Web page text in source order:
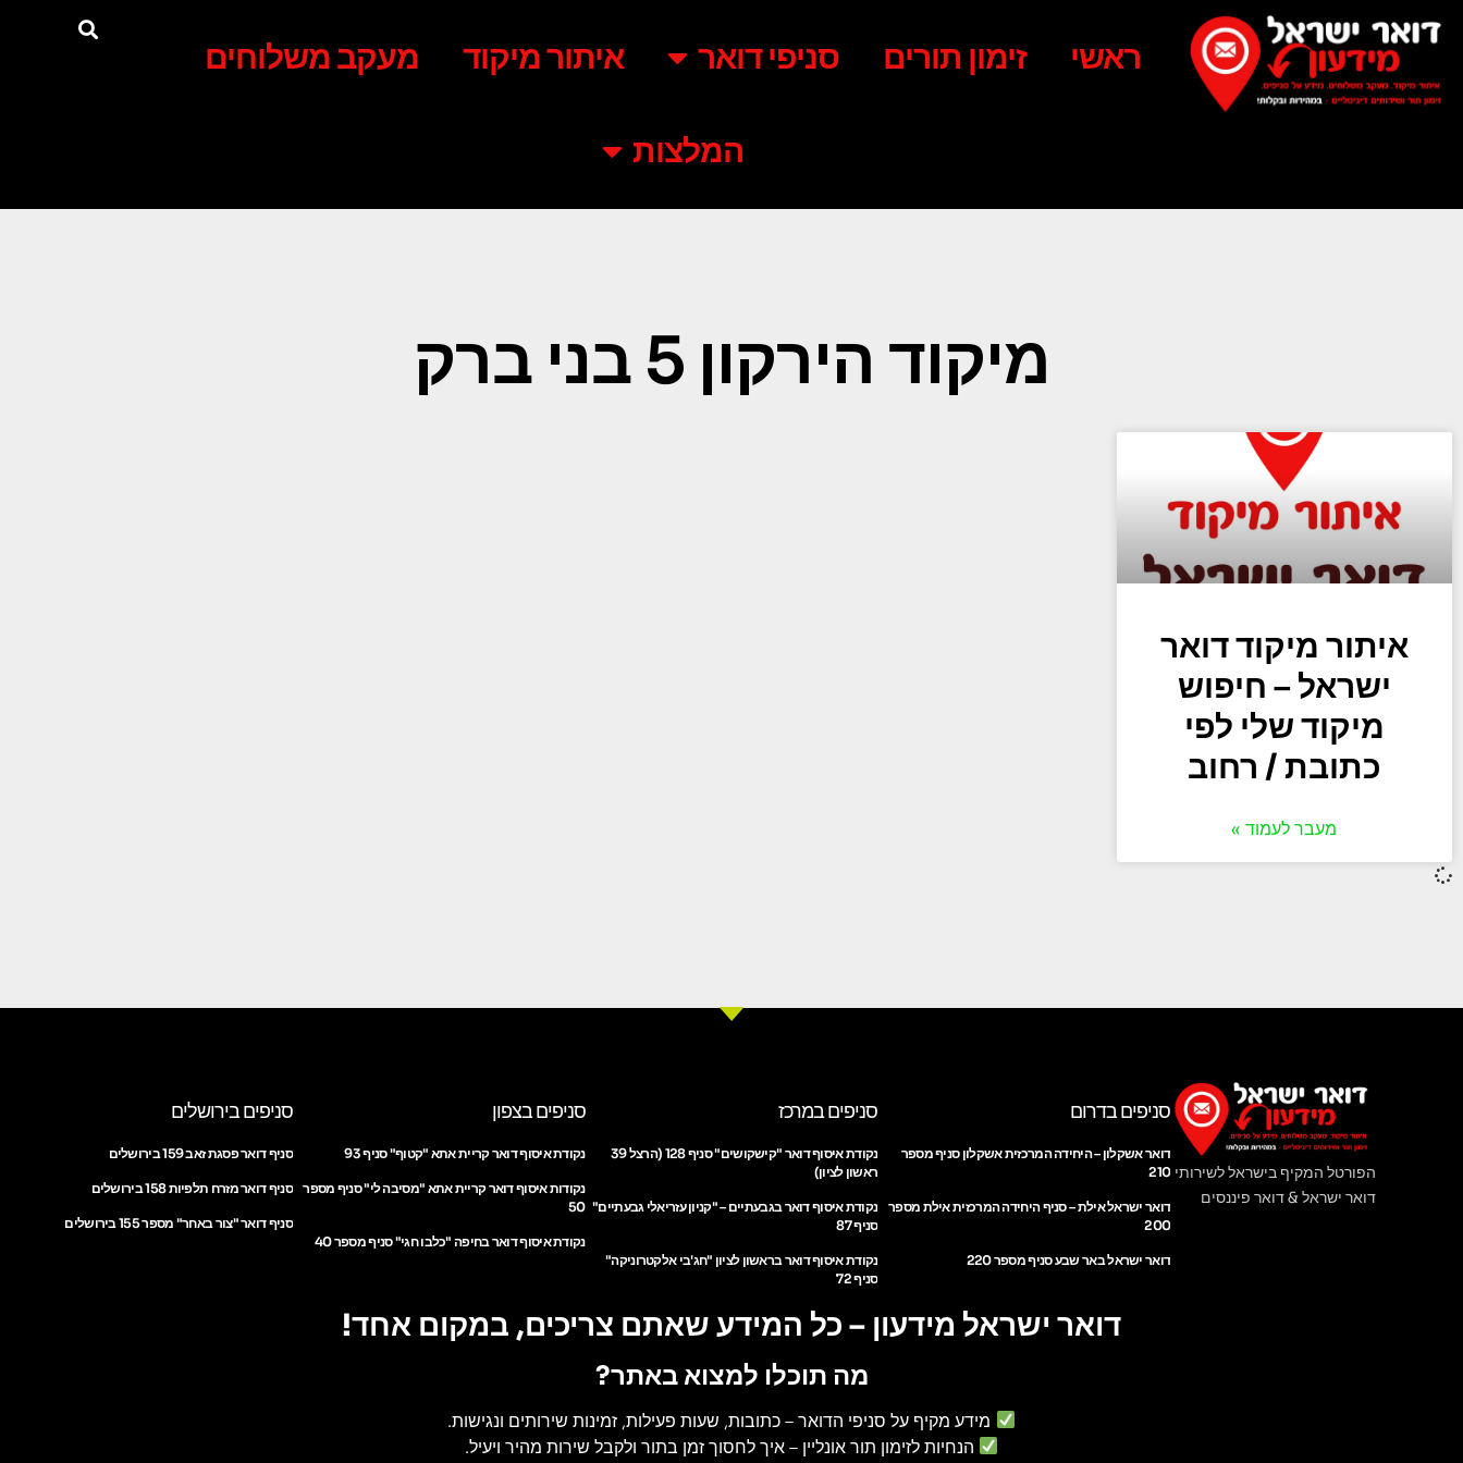
ראשי זימון תורים סניפי דואר איתור מיקוד מעקב משלוחים
המלצות
מיקוד הירקון 5 בני ברק
איתור מיקוד דואר
ישראל – חיפוש
מיקוד שלי לפי
כתובת / רחוב
מעבר לעמוד »
הפורטל המקיף בישראל לשירותי
דואר ישראל & דואר פיננסים
סניפים בדרום
דואר אשקלון – היחידה המרכזית אשקלון סניף מספר
210
דואר ישראל אילת – סניף היחידה המרכזית אילת מספר
200
דואר ישראל באר שבע סניף מספר 220
סניפים במרכז
נקודת איסוף דואר "קישקושים" סניף 128 (הרצל 39
ראשון לציון)
נקודת איסוף דואר בגבעתיים – "קניון עזריאלי גבעתיים"
סניף 87
נקודת איסוף דואר בראשון לציון "חג'בי אלקטרוניקה"
סניף 72
סניפים בצפון
נקודת איסוף דואר קריית אתא "קטוף" סניף 93
נקודות איסוף דואר קריית אתא "מסיבה לי" סניף מספר
50
נקודת איסוף דואר בחיפה "כלבו חגי" סניף מספר 40
סניפים בירושלים
סניף דואר פסגת זאב 159 בירושלים
סניף דואר מזרח תלפיות 158 בירושלים
סניף דואר "צור באחר" מספר 155 בירושלים
דואר ישראל מידעון – כל המידע שאתם צריכים, במקום אחד!
מה תוכלו למצוא באתר?
מידע מקיף על סניפי הדואר– כתובות, שעות פעילות, זמינות שירותים ונגישות.
הנחיות לזימון תור אונליין – איך לחסוך זמן בתור ולקבל שירות מהיר ויעיל.